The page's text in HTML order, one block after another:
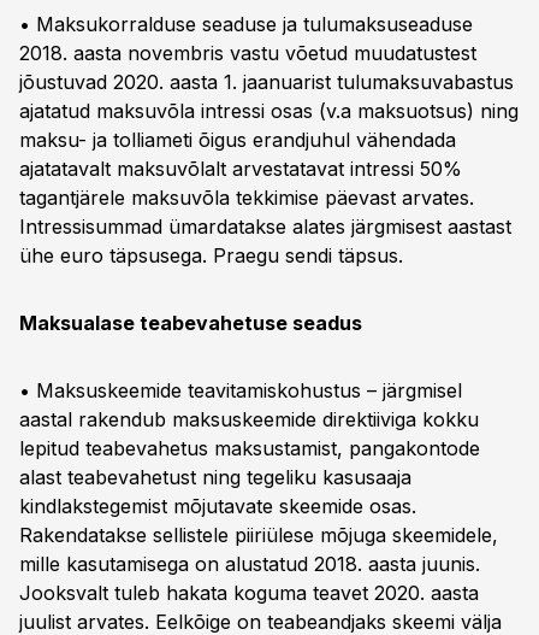
• Maksukorralduse seaduse ja tulumaksuseaduse
2018. aasta novembris vastu võetud muudatustest
jõustuvad 2020. aasta 1. jaanuarist tulumaksuvabastus
ajatatud maksuvõla intressi osas (v.a maksuotsus) ning
maksu- ja tolliameti õigus erandjuhul vähendada
ajatatavalt maksuvõlalt arvestatavat intressi 50%
tagantjärele maksuvõla tekkimise päevast arvates.
Intressisummad ümardatakse alates järgmisest aastast
ühe euro täpsusega. Praegu sendi täpsus.
Maksualase teabevahetuse seadus
• Maksuskeemide teavitamiskohustus – järgmisel
aastal rakendub maksuskeemide direktiiviga kokku
lepitud teabevahetus maksustamist, pangakontode
alast teabevahetust ning tegeliku kasusaaja
kindlakstegemist mõjutavate skeemide osas.
Rakendatakse sellistele piiriülese mõjuga skeemidele,
mille kasutamisega on alustatud 2018. aasta juunis.
Jooksvalt tuleb hakata koguma teavet 2020. aasta
juulist arvates. Eelkõige on teabeandjaks skeemi välja